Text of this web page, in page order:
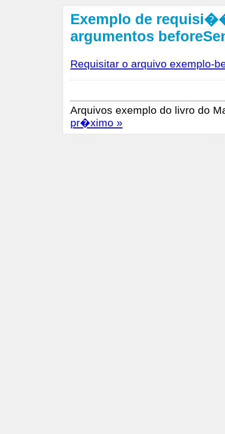
Exemplo de
argumentos
Requisitar o arquivo exemplo-
Arquivos exemplo do livro do
pr�ximo »